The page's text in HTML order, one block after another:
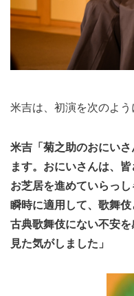
米吉は、初演を次のよう
米吉「菊之助のおにい
ます。おにいさんは、
お芝居を進めていらっ
瞬時に適用して、歌舞
古典歌舞伎にない不安
見た気がしました」